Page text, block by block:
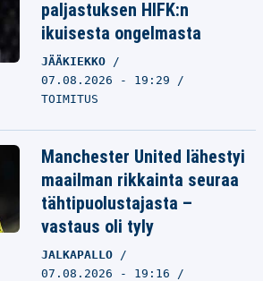
paljastuksen HIFK:n
ikuisesta ongelmasta
JÄÄKIEKKO
07.08.2026 - 19:29
TOIMITUS
Manchester United lähestyi
maailman rikkainta seuraa
tähtipuolustajasta –
vastaus oli tyly
JALKAPALLO
07.08.2026 - 19:16